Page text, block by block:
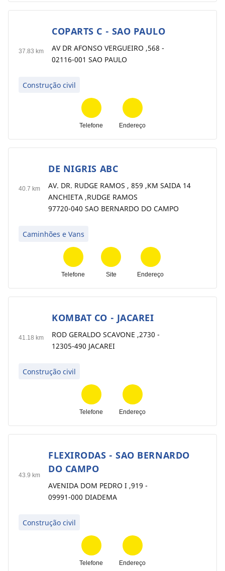
37.83 km
COPARTS C - SAO PAULO
AV DR AFONSO VERGUEIRO ,568 -
02116-001 SAO PAULO
Construção civil
Telefone Endereço
40.7 km
DE NIGRIS ABC
AV. DR. RUDGE RAMOS , 859 ,KM SAIDA 14
ANCHIETA ,RUDGE RAMOS
97720-040 SAO BERNARDO DO CAMPO
Caminhões e Vans
Telefone Site Endereço
41.18 km
KOMBAT CO - JACAREI
ROD GERALDO SCAVONE ,2730 -
12305-490 JACAREI
Construção civil
Telefone Endereço
43.9 km
FLEXIRODAS - SAO BERNARDO
DO CAMPO
AVENIDA DOM PEDRO I ,919 -
09991-000 DIADEMA
Construção civil
Telefone Endereço